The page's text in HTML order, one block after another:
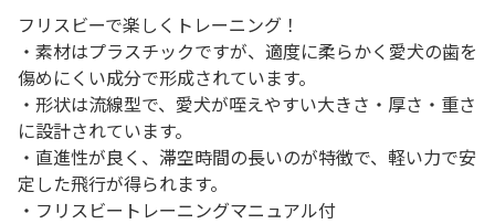
フリスビーで楽しくトレーニング！
・素材はプラスチックですが、適度に柔らかく愛犬の歯を
傷めにくい成分で形成されています。
・形状は流線型で、愛犬が咥えやすい大きさ・厚さ・重さ
に設計されています。
・直進性が良く、滞空時間の長いのが特徴で、軽い力で安
定した飛行が得られます。
・フリスビートレーニングマニュアル付